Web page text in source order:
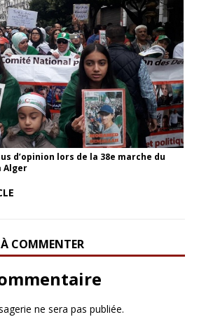
d’opinion lors de la 38e marche du
Alger
À COMMENTER
ne sera pas publiée.